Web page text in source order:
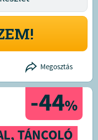
Megosztás
-44%
TÁNCOLÓ